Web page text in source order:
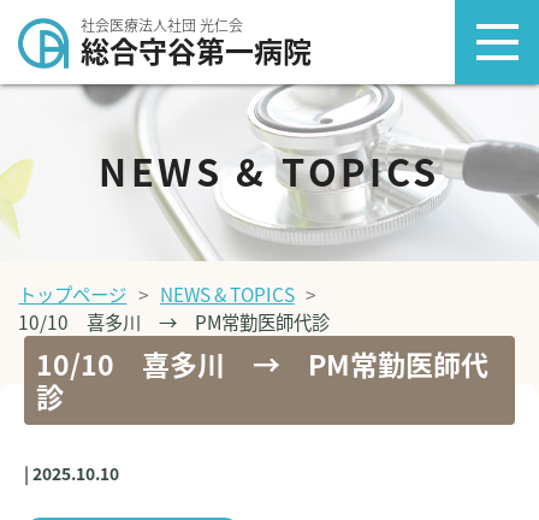
社会医療法人社団 光仁会
総合守谷第一病院
NEWS & TOPICS
トップページ
NEWS & TOPICS
10/10 喜多川 → PM常勤医師代診
10/10 喜多川 → PM常勤医師代
診
| 2025.10.10